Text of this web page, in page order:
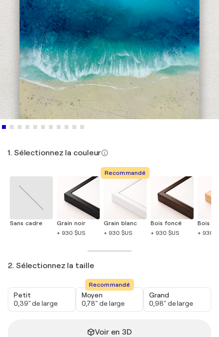
1. Sélectionnez la couleur
Sans cadre
Grain noir
+ 930 $US
Recommandé
Grain blanc
+ 930 $US
Bois foncé
+ 930 $US
Bois
+ 930
2. Sélectionnez la taille
Petit
0,39" de large
Recommandé
Moyen
0,78" de large
Grand
0,98" de large
Voir en 3D